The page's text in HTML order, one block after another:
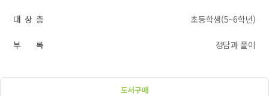
대 상 층 초등학생(5~6학년)
부 록 정답과 풀이
도서구매